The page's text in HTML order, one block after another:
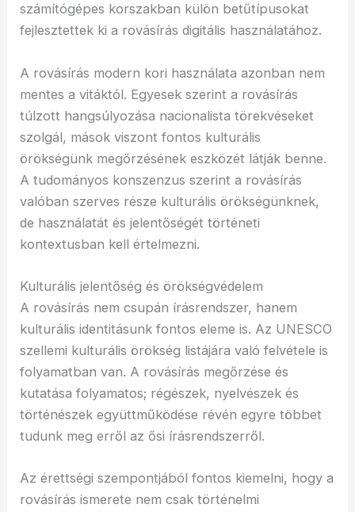
számítógépes korszakban külön betűtípusokat
fejlesztettek ki a rovásírás digitális használatához.
A rovásírás modern kori használata azonban nem
mentes a vitáktól. Egyesek szerint a rovásírás
túlzott hangsúlyozása nacionalista törekvéseket
szolgál, mások viszont fontos kulturális
örökségünk megőrzésének eszközét látják benne.
A tudományos konszenzus szerint a rovásírás
valóban szerves része kulturális örökségünknek,
de használatát és jelentőségét történeti
kontextusban kell értelmezni.
Kulturális jelentőség és örökségvédelem
A rovásírás nem csupán írásrendszer, hanem
kulturális identitásunk fontos eleme is. Az UNESCO
szellemi kulturális örökség listájára való felvétele is
folyamatban van. A rovásírás megőrzése és
kutatása folyamatos; régészek, nyelvészek és
történészek együttműködése révén egyre többet
tudunk meg erről az ősi írásrendszerről.
Az érettségi szempontjából fontos kiemelni, hogy a
rovásírás ismerete nem csak történelmi